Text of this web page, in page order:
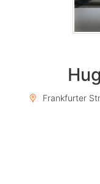
Frankfurter